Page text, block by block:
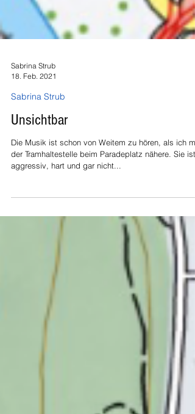
Sabrina Strub
18. Feb. 2021
Sabrina Strub
Unsichtbar
aggressiv, hart und gar nicht...